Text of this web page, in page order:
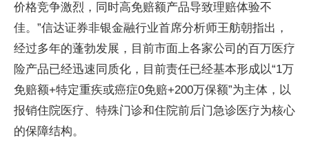
价格竞争激烈，同时高免赔额产品导致理赔体验不
佳。”信达证券非银金融行业首席分析师王舫朝指出，
经过多年的蓬勃发展，目前市面上各家公司的百万医疗
险产品已经迅速同质化，目前责任已经基本形成以“1万
免赔额+特定重疾或癌症0免赔+200万保额”为主体，以
报销住院医疗、特殊门诊和住院前后门急诊医疗为核心
的保障结构。